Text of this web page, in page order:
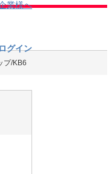
業様へ
グイン
プ/KB6